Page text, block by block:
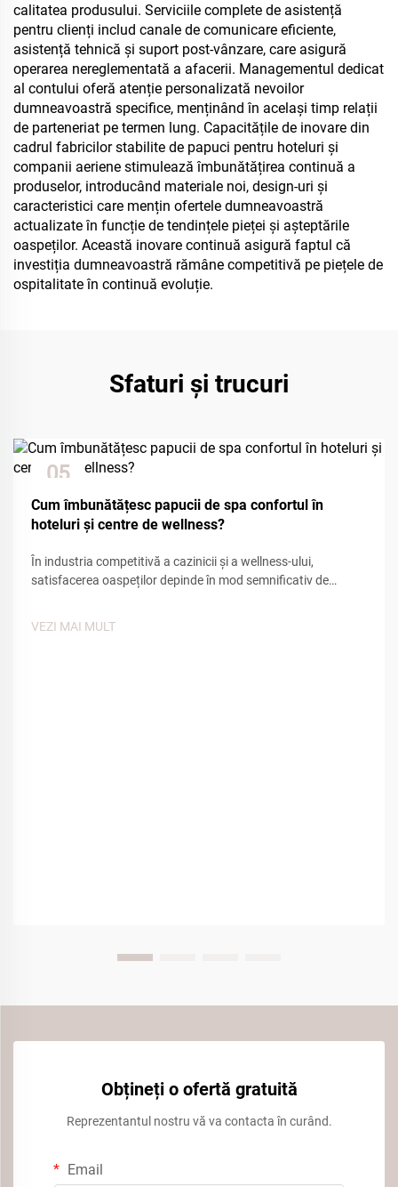
calitatea produsului. Serviciile complete de asistență
pentru clienți includ canale de comunicare eficiente,
asistență tehnică și suport post-vânzare, care asigură
operarea nereglementată a afacerii. Managementul dedicat
al contului oferă atenție personalizată nevoilor
dumneavoastră specifice, menținând în același timp relații
de parteneriat pe termen lung. Capacitățile de inovare din
cadrul fabricilor stabilite de papuci pentru hoteluri și
companii aeriene stimulează îmbunătățirea continuă a
produselor, introducând materiale noi, design-uri și
caracteristici care mențin ofertele dumneavoastră
actualizate în funcție de tendințele pieței și așteptările
oaspeților. Această inovare continuă asigură faptul că
investiția dumneavoastră rămâne competitivă pe piețele de
ospitalitate în continuă evoluție.
Sfaturi și trucuri
05
Dec
Cum îmbunătățesc papucii de spa confortul în
hoteluri și centre de wellness?
În industria competitivă a cazinicii și a wellness-ului,
satisfacerea oaspeților depinde în mod semnificativ de
VEZI MAI MULT
Obțineți o ofertă gratuită
Reprezentantul nostru vă va contacta în curând.
Email